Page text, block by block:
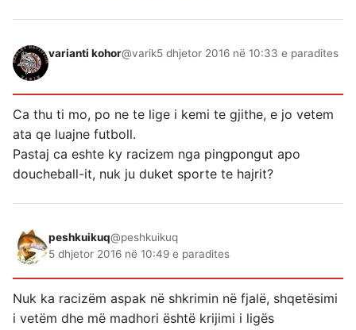
varianti kohor@varik5 dhjetor 2016 në 10:33 e paradites
Ca thu ti mo, po ne te lige i kemi te gjithe, e jo vetem
ata qe luajne futboll.
Pastaj ca eshte ky racizem nga pingpongut apo
doucheball-it, nuk ju duket sporte te hajrit?
peshkuikuq@peshkuikuq
5 dhjetor 2016 në 10:49 e paradites
Nuk ka racizëm aspak në shkrimin në fjalë, shqetësimi
i vetëm dhe më madhori është krijimi i ligës